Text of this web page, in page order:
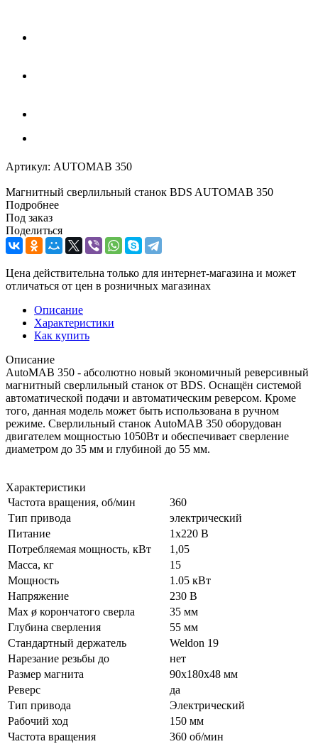
Артикул: AUTOMAB 350
Магнитный сверлильный станок BDS AUTOMAB 350
Подробнее
Под заказ
Поделиться
Цена действительна только для интернет-магазина и может
отличаться от цен в розничных магазинах
Описание
Характеристики
Как купить
Описание
AutoMAB 350 - абсолютно новый экономичный реверсивный
магнитный сверлильный станок от BDS. Оснащён системой
автоматической подачи и автоматическим реверсом. Кроме
того, данная модель может быть использована в ручном
режиме. Сверлильный станок AutoMAB 350 оборудован
двигателем мощностью 1050Вт и обеспечивает сверление
диаметром до 35 мм и глубиной до 55 мм.
Характеристики
Частота вращения, об/мин
360
Тип привода
электрический
Питание
1х220 В
Потребляемая мощность, кВт
1,05
Масса, кг
15
Мощность
1.05 кВт
Напряжение
230 В
Мах ø корончатого сверла
35 мм
Глубина сверления
55 мм
Стандартный держатель
Weldon 19
Нарезание резьбы до
нет
Размер магнита
90х180х48 мм
Реверс
да
Тип привода
Электрический
Рабочий ход
150 мм
Частота вращения
360 об/мин